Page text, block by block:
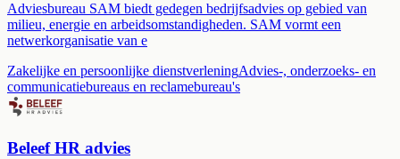
Adviesbureau SAM biedt gedegen bedrijfsadvies op gebied van
milieu, energie en arbeidsomstandigheden. SAM vormt een
netwerkorganisatie van e
Zakelijke en persoonlijke dienstverleningAdvies-, onderzoeks- en
communicatiebureaus en reclamebureau's
Beleef HR advies